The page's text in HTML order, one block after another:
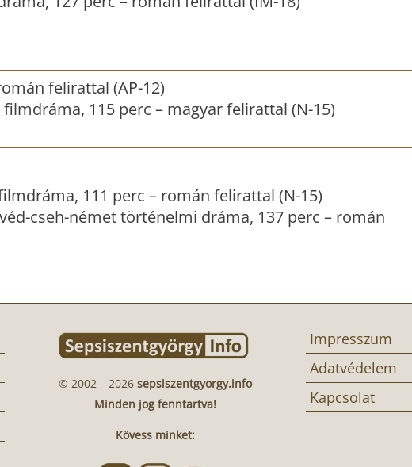
felirattal (AP-12)
115 perc – magyar felirattal (N-15)
111 perc – román felirattal (N-15)
cseh-német történelmi dráma, 137 perc – román
© 2002 – 2026 sepsiszentgyorgy.info
Minden jog fenntartva!
Kövess minket:
Impresszum
Adatvédelem
Kapcsolat